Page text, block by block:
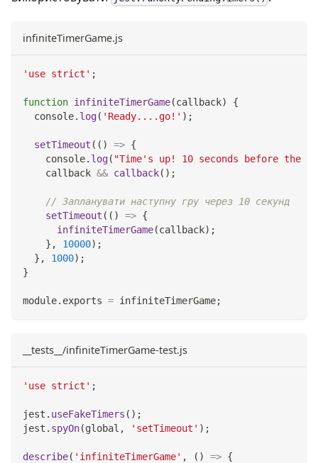
infiniteTimerGame.js
'use strict' ;
function infiniteTimerGame(callback)
{
console. log( 'Ready....go!' ) ;
setTimeout ( ( ) => {
console. log( "Time's up! 10 seconds before the
    callback
&& callback( ) ;
// Запланувати наступну гру через 10 секунд
setTimeout ( ( ) => {
infiniteTimerGame(callback) ;
} , 10000) ;
} , 1000) ;
}
module. exports = infiniteTimerGame;
__tests__/infiniteTimerGame-test.js
'use strict' ;
jest . useFakeTimers ( ) ;
jest . spyOn(global , 'setTimeout' ) ;
describe( 'infiniteTimerGame' , ( ) => {